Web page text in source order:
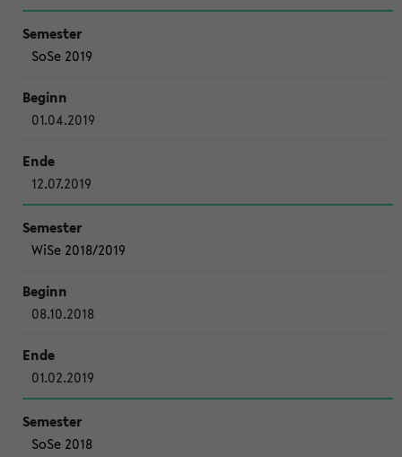
SoSe 2019
01.04.2019
12.07.2019
WiSe 2018/2019
08.10.2018
01.02.2019
SoSe 2018